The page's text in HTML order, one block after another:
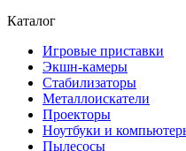
Каталог
Игровые приставки
Экшн-камеры
Стабилизаторы
Металлоискатели
Проекторы
Ноутбуки и
Пылесосы